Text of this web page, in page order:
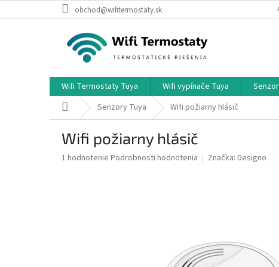
na
obchod@wifitermostaty.sk
Wifi Termostaty Tuya Wifi vypínače Tuya
DomovSenzory Tuya Wifi požiarny hlásič
Wifi požiarny hlásič
Priemerné
1 hodnotenie Podrobnosti hodnotenia Značka: Designo